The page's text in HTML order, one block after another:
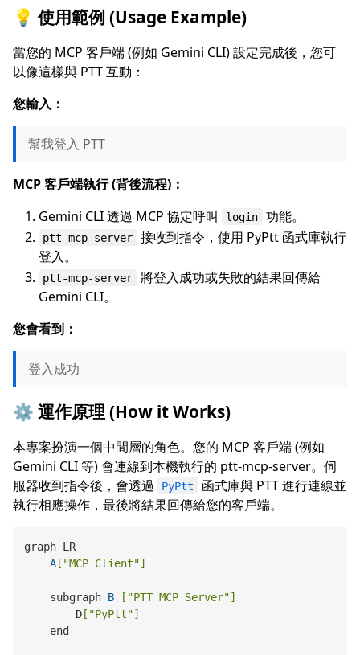
💡 使用範例 (Usage Example)
當您的 MCP 客戶端 (例如 Gemini CLI) 設定完成後，您可
以像這樣與 PTT 互動：
您輸入：
幫我登入 PTT
MCP 客戶端執行 (背後流程)：
Gemini CLI 透過 MCP 協定呼叫
login 功能。
ptt-mcp-server
接收到指令，使用 PyPtt 函式庫執行
登入。
ptt-mcp-server
將登入成功或失敗的結果回傳給
Gemini CLI。
您會看到：
登入成功
⚙️ 運作原理 (How it Works)
本專案扮演一個中間層的角色。您的 MCP 客戶端 (例如
Gemini CLI 等) 會連線到本機執行的 ptt-mcp-server。伺
服器收到指令後，會透過
PyPtt
函式庫與 PTT 進行連線並
執行相應操作，最後將結果回傳給您的客戶端。
graph LR
A [ "MCP Client"]
    subgraph
B [ "PTT MCP Server"]
        D
[ "PyPtt"]
    end